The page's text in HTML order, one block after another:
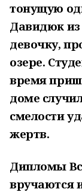
тонущую
Давидюк
девочку,
озере.
время
доме
смелости
жертв.
Дипломы
вручаются